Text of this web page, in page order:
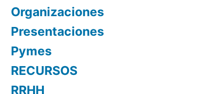
Organizaciones
Presentaciones
Pymes
RECURSOS
RRHH